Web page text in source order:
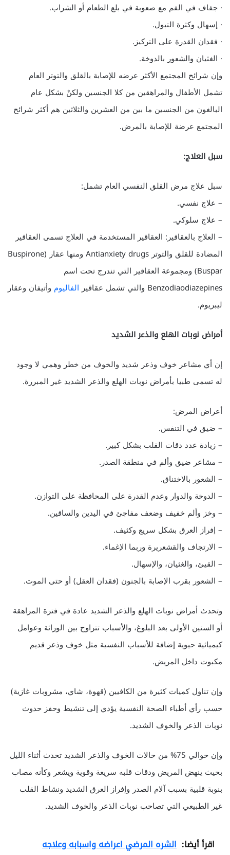
· جفاف في الفم مع صعوبة في بلع الطعام أو الشراب.
· إسهال وكثرة التبول.
· فقدان القدرة على التركيز.
· الغثيان والشعور بالدوخة.
وإن شرائح المجتمع الأكثر عرضه للإصابة بالقلق والتوتر العام
تشمل الأطفال والمراهقين من كلا الجنسين ولكنْ بشكل عام
البالغون من الجنسين ما بين من العشرين والثلاثين هم أكثر شرائح
المجتمع عرضة للإصابة بالمرض.
سبل العلاج:
سبل علاج مرض القلق النفسي العام تشمل:
– علاج نفسي.
– علاج سلوكي.
– العلاج بالعقاقير: العقاقير المستخدمة في العلاج تسمى العقاقير
المضادة للقلق والتوتر Antianxiety drugs ومنها عقار (Buspirone
Buspar) ومجموعة العقاقير التي تندرج تحت اسم
Benzodiaodiazepines والتي تشمل عقاقير
الفاليوم وأتيفان وعقار
ليبريوم.
أمراض نوبات الهلع والذعر الشديد
إن أي مشاعر خوف وذعر شديد والخوف من خطر وهمي لا وجود
له تسمى طبيا بأمراض نوبات الهلع والذعر الشديد غير المبررة.
أعراض المرض:
– ضيق في التنفس.
– زيادة عدد دقات القلب بشكل كبير.
– مشاعر ضيق وألم في منطقة الصدر.
– الشعور بالاختناق.
– الدوخة والدوار وعدم القدرة على المحافظة على التوازن.
– وخز وألم خفيف وضعف مفاجئ في اليدين والساقين.
– إفراز العرق بشكل سريع وكثيف.
– الارتجاف والقشعريرة وربما الإغماء.
– القيئ، والغثيان، والإسهال.
– الشعور بقرب الإصابة بالجنون (فقدان العقل) أو حتى الموت.
وتحدث أمراض نوبات الهلع والذعر الشديد عادة في فترة المراهقة
أو السنين الأولى بعد البلوغ، والأسباب تتراوح بين الوراثة وعوامل
كيميائية حيوية إضافة للأسباب النفسية مثل خوف وذعر قديم
مكبوت داخل المريض.
وإن تناول كميات كثيرة من الكافيين (قهوة، شاي، مشروبات غازية)
حسب رأي أطباء الصحة النفسية يؤدي إلى تنشيط وحفز حدوث
نوبات الذعر والخوف الشديد.
وإن حوالي 75% من حالات الخوف والذعر الشديد تحدث أثناء الليل
بحيث ينهض المريض ودقات قلبه سريعة وقوية ويشعر وكأنه مصاب
بنوبة قلبية بسبب آلام الصدر وإفراز العرق الشديد ونشاط القلب
غير الطبيعي التي تصاحب نوبات الذعر والخوف الشديد.
اقرأ أيضا: الشره المرضي اعراضه واسبابه وعلاجه